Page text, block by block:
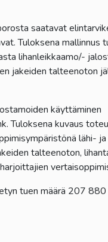
saatavat
Tuloksena mallinnus
lihanleikkaamo/-
jakeiden talteenoton
käyttäminen
Tuloksena kuvaus
lähi-
talteenoton,
tuen määrä 207 880